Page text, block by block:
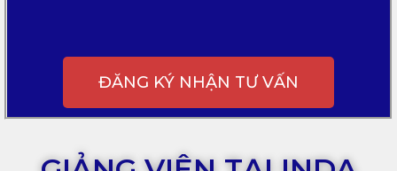
ĐĂNG KÝ NHẬN TƯ VẤN